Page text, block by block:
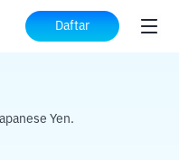
Daftar
JPY
Yen.